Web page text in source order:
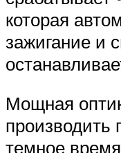
которая
зажигание и
Мощная
производить
темное